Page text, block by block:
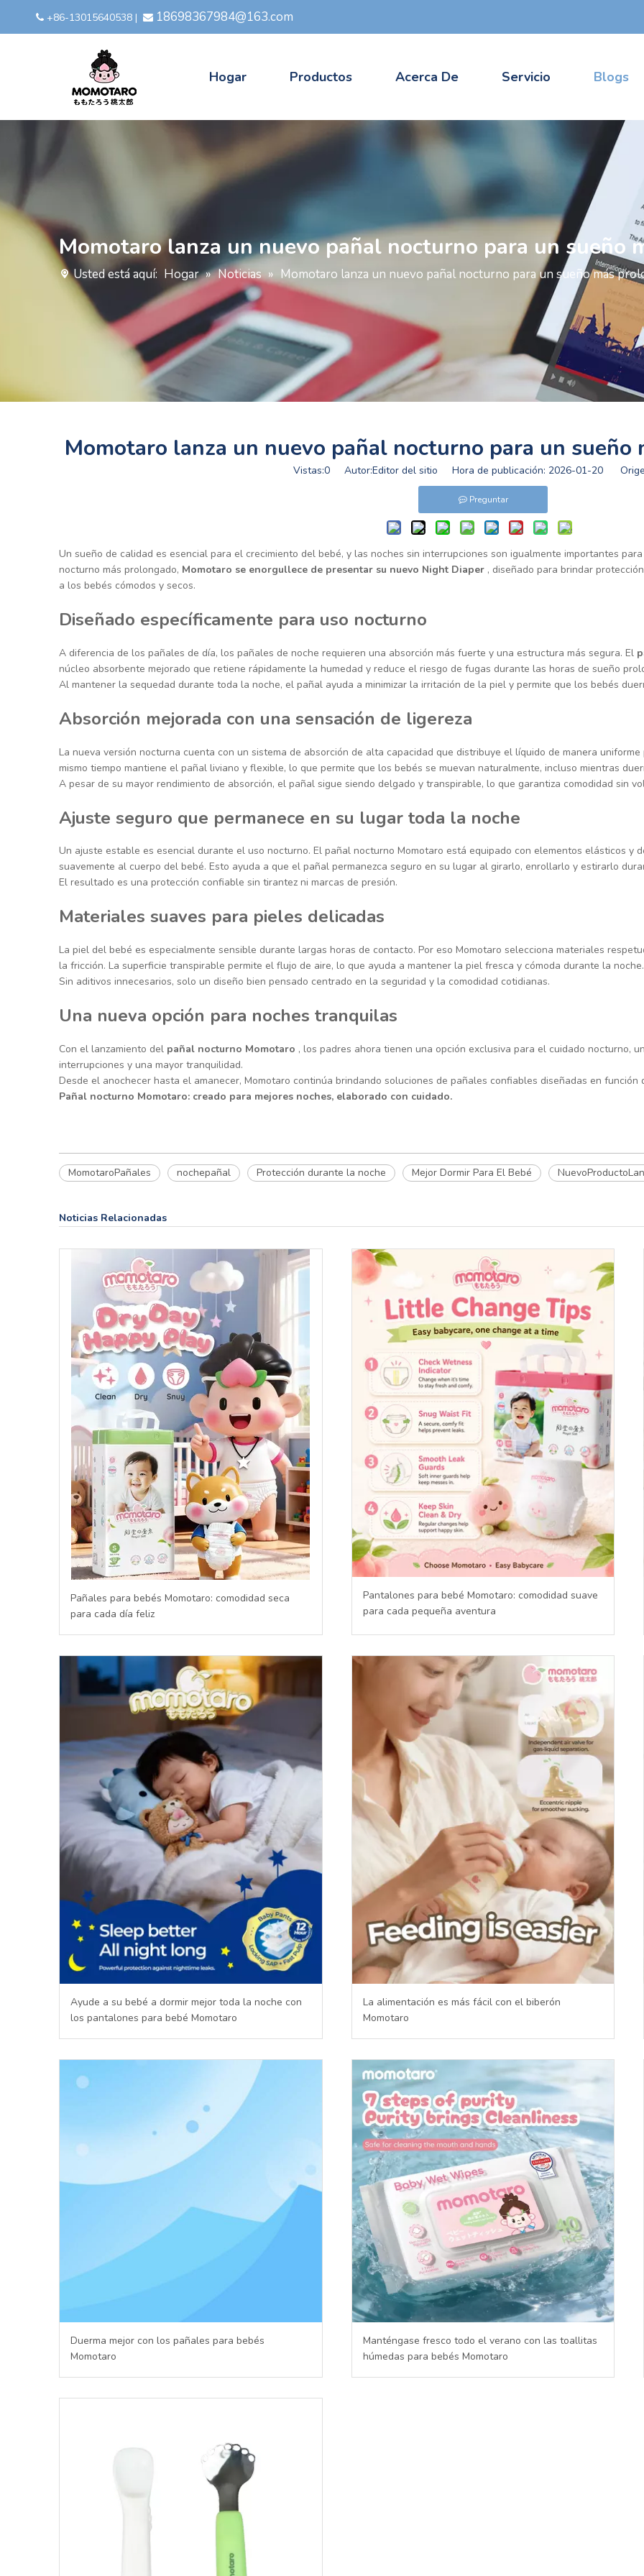
 +86-13015640538 |  18698367984@163.com
Hogar Productos Acerca De Servicio Blogs
Momotaro lanza un nuevo pañal nocturno para un sueño
Usted está aquí: Hogar » Noticias » Momotaro lanza un nuevo pañal nocturno para un sueño más
Momotaro lanza un nuevo pañal nocturno para un sueño
Vistas:0Autor:Editor del sitio Hora de publicación: 2026-01-20
Preguntar
Un sueño de calidad es esencial para el crecimiento del bebé, y las noches sin interrupciones son igualmente importantes
nocturno más prolongado, Momotaro se enorgullece de presentar su nuevo Night Diaper , diseñado para brindar
a los bebés cómodos y secos.
Diseñado específicamente para uso nocturno
A diferencia de los pañales de día, los pañales de noche requieren una absorción más fuerte y una estructura más segura. El
núcleo absorbente mejorado que retiene rápidamente la humedad y reduce el riesgo de fugas durante las horas de sueño
Al mantener la sequedad durante toda la noche, el pañal ayuda a minimizar la irritación de la piel y permite que los bebés
Absorción mejorada con una sensación de ligereza
La nueva versión nocturna cuenta con un sistema de absorción de alta capacidad que distribuye el líquido de manera
mismo tiempo mantiene el pañal liviano y flexible, lo que permite que los bebés se muevan naturalmente, incluso mientras
A pesar de su mayor rendimiento de absorción, el pañal sigue siendo delgado y transpirable, lo que garantiza comodidad sin
Ajuste seguro que permanece en su lugar toda la noche
Un ajuste estable es esencial durante el uso nocturno. El pañal nocturno Momotaro está equipado con elementos elásticos y
suavemente al cuerpo del bebé. Esto ayuda a que el pañal permanezca seguro en su lugar al girarlo, enrollarlo y estirarlo
El resultado es una protección confiable sin tirantez ni marcas de presión.
Materiales suaves para pieles delicadas
La piel del bebé es especialmente sensible durante largas horas de contacto. Por eso Momotaro selecciona materiales
la fricción. La superficie transpirable permite el flujo de aire, lo que ayuda a mantener la piel fresca y cómoda durante la noche.
Sin aditivos innecesarios, solo un diseño bien pensado centrado en la seguridad y la comodidad cotidianas.
Una nueva opción para noches tranquilas
Con el lanzamiento del pañal nocturno Momotaro , los padres ahora tienen una opción exclusiva para el cuidado nocturno,
interrupciones y una mayor tranquilidad.
Desde el anochecer hasta el amanecer, Momotaro continúa brindando soluciones de pañales confiables diseñadas en
Pañal nocturno Momotaro: creado para mejores noches, elaborado con cuidado.
MomotaroPañales nochepañal Protección durante la noche Mejor Dormir Para El Bebé
Noticias Relacionadas
Pañales para bebés Momotaro: comodidad seca
para cada día feliz
Pantalones para bebé Momotaro: comodidad suave
para cada pequeña aventura
Ayude a su bebé a dormir mejor toda la noche con
los pantalones para bebé Momotaro
La alimentación es más fácil con el biberón
Momotaro
Duerma mejor con los pañales para bebés
Momotaro
Manténgase fresco todo el verano con las toallitas
húmedas para bebés Momotaro